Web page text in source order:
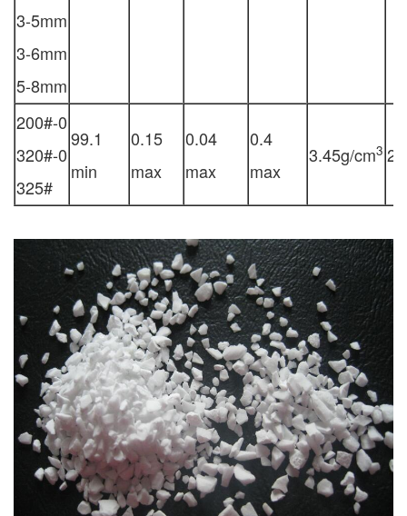
3-5mm
3-6mm
5-8mm
200#-0
320#-0
325#
99.1
min
0.15
max
0.04
max
0.4
max
3.45g/cm3